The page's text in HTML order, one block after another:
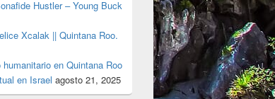
Hustler – Young Buck
Xcalak || Quintana Roo.
en Quintana Roo
en Israel agosto 21, 2025